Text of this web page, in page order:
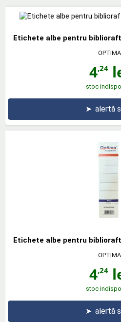
Etichete albe pentru
OPTIMA
4,24
stoc
➤ alertă
Etichete albe pentru
OPTIMA
4,24
stoc
➤ alertă